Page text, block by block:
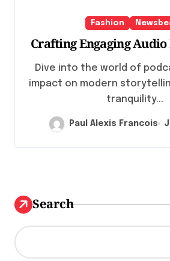
Fashion
Crafting Engaging
Dive into the world of podcasting and its
impact on modern
tranquility...
Paul Alexis Francois
Search